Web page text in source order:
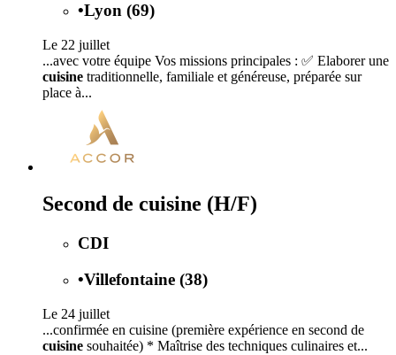
•Lyon (69)
Le 22 juillet
...avec votre équipe Vos missions principales : ✅ Elaborer une
cuisine traditionnelle, familiale et généreuse, préparée sur
place à...
Second de cuisine (H/F)
CDI
•Villefontaine (38)
Le 24 juillet
...confirmée en cuisine (première expérience en second de
cuisine souhaitée) * Maîtrise des techniques culinaires et...